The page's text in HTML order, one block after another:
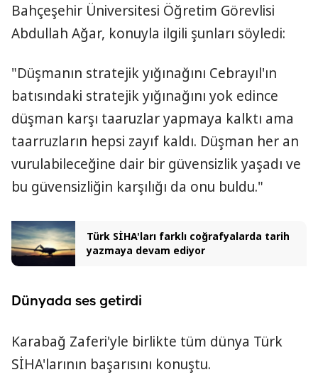
Bahçeşehir Üniversitesi Öğretim Görevlisi
Abdullah Ağar, konuyla ilgili şunları söyledi:
"Düşmanın stratejik yığınağını Cebrayıl'ın
batısındaki stratejik yığınağını yok edince
düşman karşı taaruzlar yapmaya kalktı ama
taarruzların hepsi zayıf kaldı. Düşman her an
vurulabileceğine dair bir güvensizlik yaşadı ve
bu güvensizliğin karşılığı da onu buldu."
Türk SİHA'ları farklı coğrafyalarda tarih
yazmaya devam ediyor
Dünyada ses getirdi
Karabağ Zaferi'yle birlikte tüm dünya Türk
SİHA'larının başarısını konuştu.